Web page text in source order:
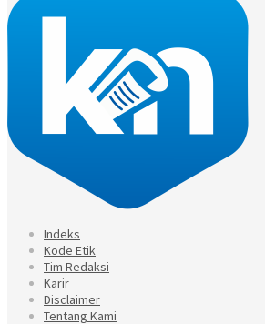
Indeks
Kode Etik
Tim Redaksi
Karir
Disclaimer
Tentang Kami